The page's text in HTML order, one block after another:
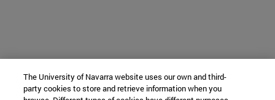
The University of Navarra website uses our own and third-
party cookies to store and retrieve information when you